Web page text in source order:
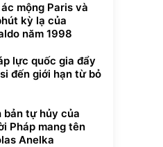
mộng Paris và
kỳ lạ của
năm 1998
lực quốc gia đẩy
đến giới hạn từ bỏ
bản tự hủy của
Pháp mang tên
Anelka